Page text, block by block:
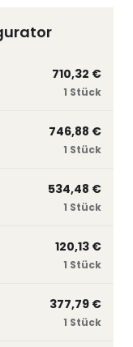
710,32 €
1 Stück
746,88 €
1 Stück
534,48 €
1 Stück
120,13 €
1 Stück
377,79 €
1 Stück